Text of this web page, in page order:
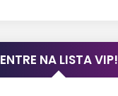
ENTRE NA LISTA VIP!